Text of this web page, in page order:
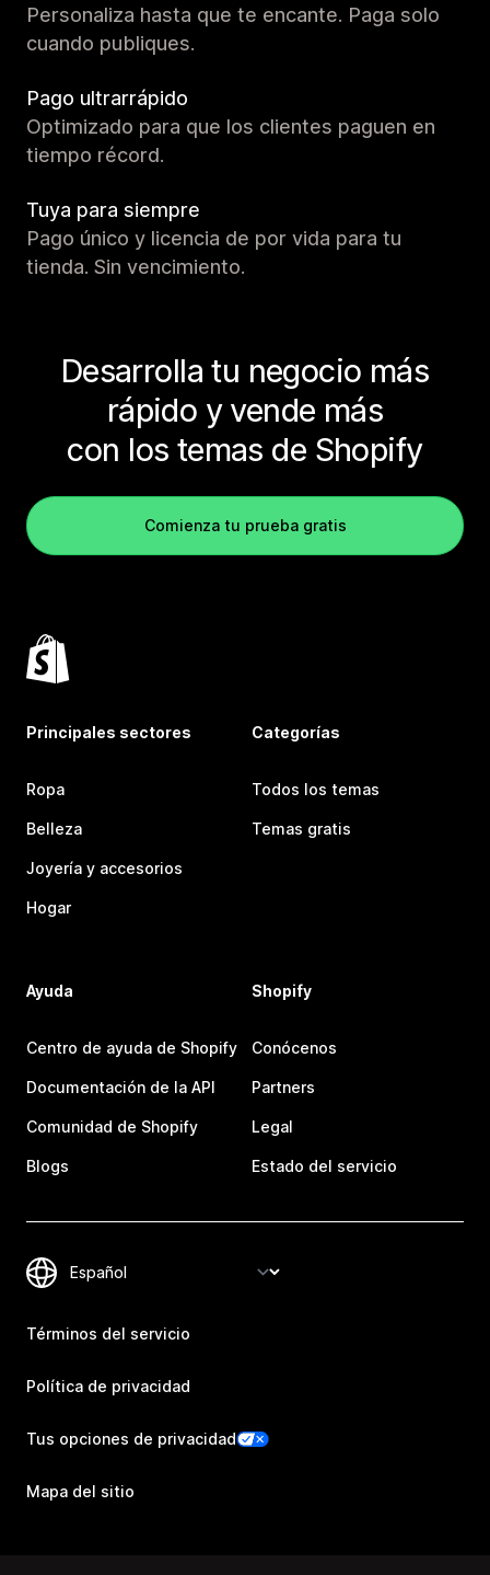
Personaliza hasta que te encante. Paga solo
cuando publiques.
Pago ultrarrápido
Optimizado para que los clientes paguen en
tiempo récord.
Tuya para siempre
Pago único y licencia de por vida para tu
tienda. Sin vencimiento.
Desarrolla tu negocio más
rápido y vende más
con los temas de Shopify
Comienza tu prueba gratis
Principales sectores
Ropa
Belleza
Joyería y accesorios
Hogar
Categorías
Todos los temas
Temas gratis
Ayuda
Centro de ayuda de Shopify
Documentación de la API
Comunidad de Shopify
Blogs
Shopify
Conócenos
Partners
Legal
Estado del servicio
Términos del servicio
Política de privacidad
Tus opciones de privacidad
Mapa del sitio